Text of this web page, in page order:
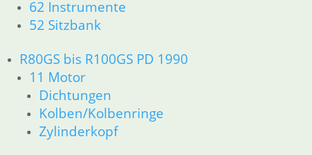
62 Instrumente
52 Sitzbank
R80GS bis R100GS PD 1990
11 Motor
Dichtungen
Kolben/Kolbenringe
Zylinderkopf